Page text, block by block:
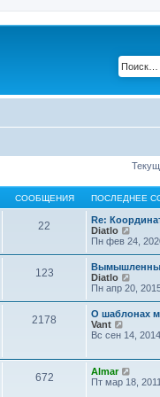
СООБЩЕНИЯ ПОСЛЕДНЕЕ
22
Re:
Diatlo
е
й
т
и
к
п
с
е
н
е
Пн фев 24,
123
Diatlo
е
й
т
и
п
с
Пн апр 20,
2178
О шаблонах
Vant
е
й
т
и
Вс сен 14,
672 Almar
е
Пт мар 18,